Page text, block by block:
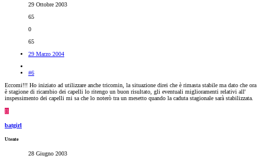
29 Ottobre 2003
65
0
65
29 Marzo 2004
#6
Eccomi!!! Ho iniziato ad utilizzare anche tricomin, la situazione direi che è rimasta stabile ma dato che ora
è stagione di ricambio dei capelli lo ritengo un buon risultato, gli eventuali miglioramenti relativi all'
inspessimento dei capelli mi sa che lo noterò tra un mesetto quando la caduta stagionale sarà stabilizzata.
B
batgirl
Utente
28 Giugno 2003